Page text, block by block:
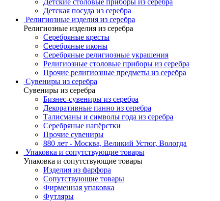
Детские столовые приборы из серебра
Детская посуда из серебра
Религиозные изделия из серебра
Религиозные изделия из серебра
Серебряные кресты
Серебряные иконы
Серебряные религиозные украшения
Религиозные столовые приборы из серебра
Прочие религиозные предметы из серебра
Сувениры из серебра
Сувениры из серебра
Бизнес-сувениры из серебра
Декоративные панно из серебра
Талисманы и символы года из серебра
Серебряные напёрстки
Прочие сувениры
880 лет - Москва, Великий Устюг, Вологда
Упаковка и сопутствующие товары
Упаковка и сопутствующие товары
Изделия из фарфора
Сопутствующие товары
Фирменная упаковка
Футляры